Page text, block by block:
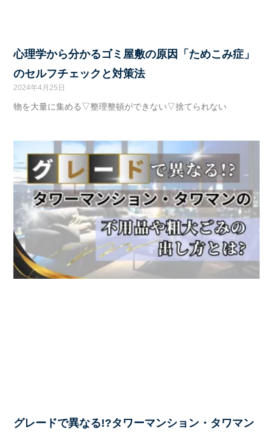
心理学から分かるゴミ屋敷の原因「ためこみ症」
のセルフチェックと対策法
2024年4月25日
物を大量に集める▽整理整頓ができない▽捨てられない
グレードで異なる!?タワーマンション・タワマン